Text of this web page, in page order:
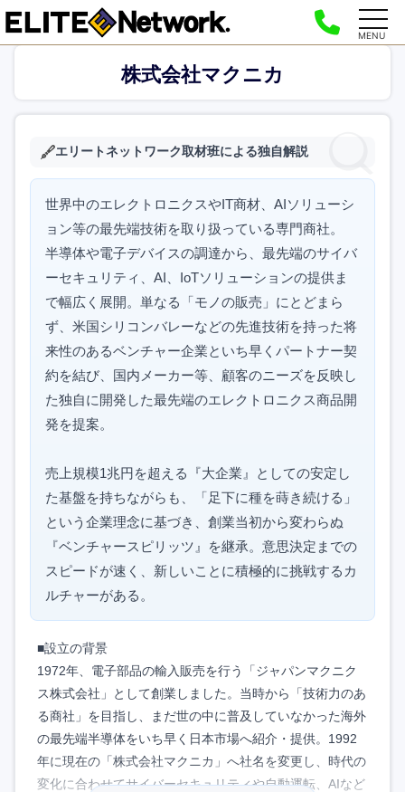
MENU
株式会社マクニカ
エリートネットワーク取材班による独自解説
世界中のエレクトロニクスやIT商材、AIソリューシ
ョン等の最先端技術を取り扱っている専門商社。
半導体や電子デバイスの調達から、最先端のサイバ
ーセキュリティ、AI、IoTソリューションの提供ま
で幅広く展開。単なる「モノの販売」にとどまら
ず、米国シリコンバレーなどの先進技術を持った将
来性のあるベンチャー企業といち早くパートナー契
約を結び、国内メーカー等、顧客のニーズを反映し
た独自に開発した最先端のエレクトロニクス商品開
発を提案。
売上規模1兆円を超える『大企業』としての安定し
た基盤を持ちながらも、「足下に種を蒔き続ける」
という企業理念に基づき、創業当初から変わらぬ
『ベンチャースピリッツ』を継承。意思決定までの
スピードが速く、新しいことに積極的に挑戦するカ
ルチャーがある。
■設立の背景
1972年、電子部品の輸入販売を行う「ジャパンマクニク
ス株式会社」として創業しました。当時から「技術力のあ
る商社」を目指し、まだ世の中に普及していなかった海外
の最先端半導体をいち早く日本市場へ紹介・提供。1992
年に現在の「株式会社マクニカ」へ社名を変更し、時代の
変化に合わせてサイバーセキュリティや自動運転、AIなど